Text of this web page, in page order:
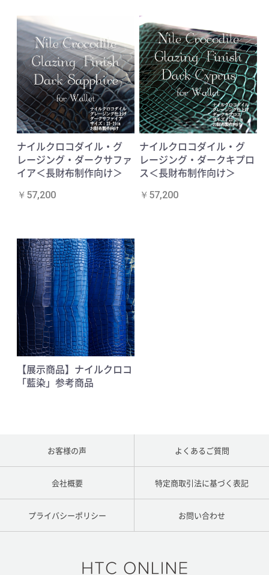
ナイルクロコダイル・グ
レージング・ダークサファ
イア＜長財布制作向け＞
￥57,200
ナイルクロコダイル・グ
レージング・ダークキプロ
ス＜長財布制作向け＞
￥57,200
【展示商品】ナイルクロコ
「藍染」参考商品
お客様の声 よくあるご質問
会社概要 特定商取引法に基づく表記
プライバシーポリシー お問い合わせ